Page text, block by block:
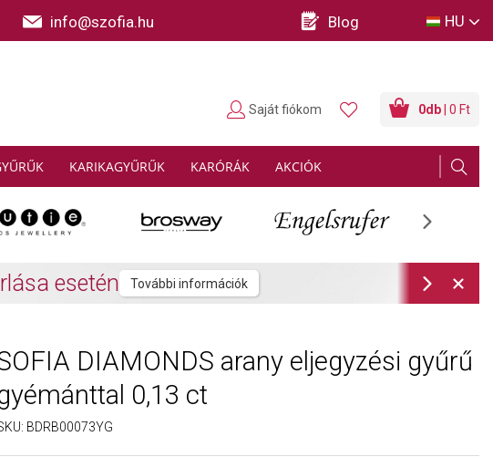
info@szofia.hu Blog HU
KARIKAGYŰRŰK KARÓRÁK AKCIÓK
0db | 0 Ft
Saját fiókom
További információk
DIAMONDS arany eljegyzési gyűrű
0,13 ct
BDRB00073YG